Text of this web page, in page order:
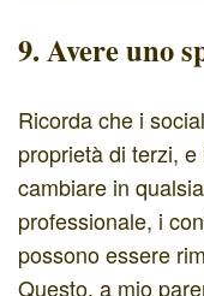
9. Avere uno
Ricorda che i
proprietà di terzi,
cambiare in
professionale, i
possono essere
Questo, a mio